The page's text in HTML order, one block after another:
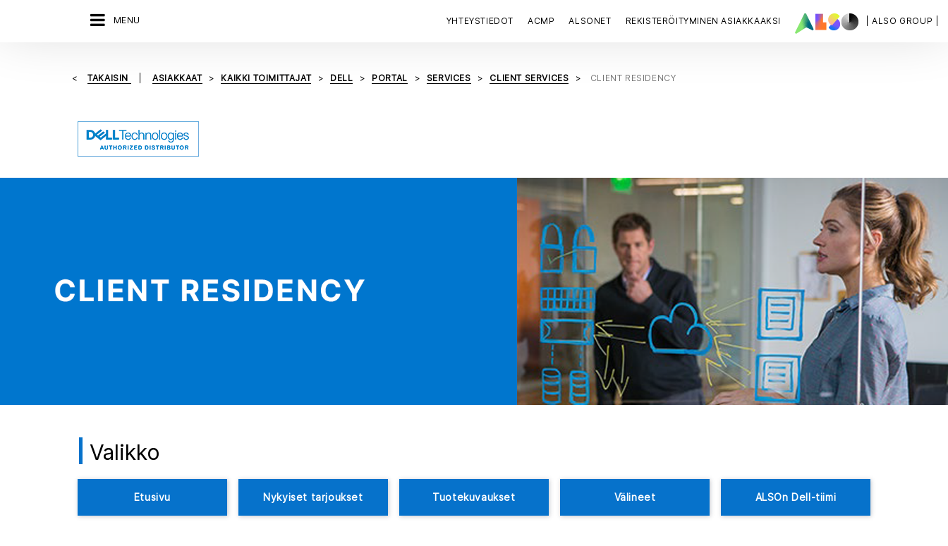
MENU | ALSO GROUP |
YHTEYSTIEDOT ACMP ALSONET REKISTERÖITYMINEN ASIAKKAAKSI
TAKAISIN ASIAKKAAT KAIKKI TOIMITTAJAT DELL PORTAL SERVICES CLIENT SERVICES CLIENT RESIDENCY
Valikko
Etusivu Nykyiset tarjoukset Tuotekuvaukset Välineet ALSOn Dell-tiimi